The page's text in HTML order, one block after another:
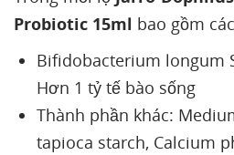
Probiotic 15ml bao gồm
Bifidobacterium longum
Hơn 1 tỷ tế bào sống
Thành phần khác:
tapioca starch, Calcium